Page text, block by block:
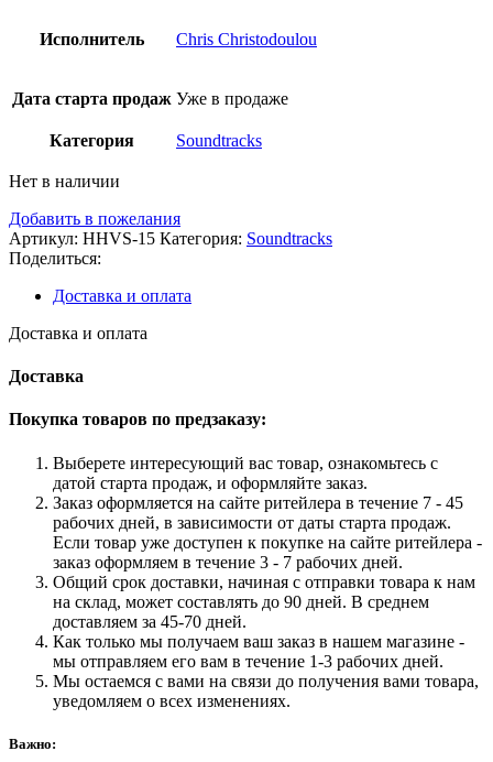
Исполнитель Chris Christodoulou
Дата старта продаж Уже в продаже
Категория Soundtracks
Нет в наличии
Добавить в пожелания
Артикул: HHVS-15 Категория: Soundtracks
Поделиться:
Доставка и оплата
Доставка и оплата
Доставка
Покупка товаров по предзаказу:
Выберете интересующий вас товар, ознакомьтесь с
датой старта продаж, и оформляйте заказ.
Заказ оформляется на сайте ритейлера в течение 7 - 45
рабочих дней, в зависимости от даты старта продаж.
Если товар уже доступен к покупке на сайте ритейлера -
заказ оформляем в течение 3 - 7 рабочих дней.
Общий срок доставки, начиная с отправки товара к нам
на склад, может составлять до 90 дней. В среднем
доставляем за 45-70 дней.
Как только мы получаем ваш заказ в нашем магазине -
мы отправляем его вам в течение 1-3 рабочих дней.
Мы остаемся с вами на связи до получения вами товара,
уведомляем о всех изменениях.
Важно: